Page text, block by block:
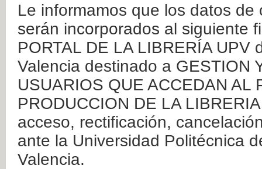
Le informamos que los datos
serán incorporados al siguiente
PORTAL DE LA LIBRERÍA
Valencia destinado a GESTION
USUARIOS QUE ACCEDAN AL
PRODUCCION DE LA
acceso, rectificación,
ante la Universidad Politécnica
Valencia.